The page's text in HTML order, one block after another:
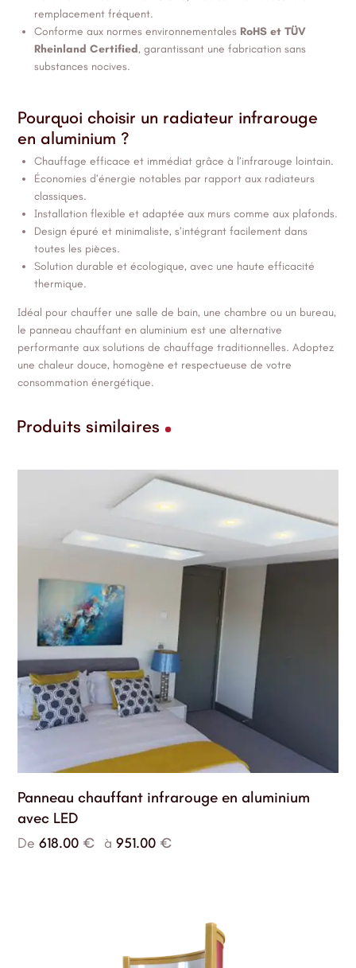
remplacement fréquent.
Conforme aux normes environnementales RoHS et TÜV
Rheinland Certified, garantissant une fabrication sans
substances nocives.
Pourquoi choisir un radiateur infrarouge
en aluminium ?
Chauffage efficace et immédiat grâce à l’infrarouge lointain.
Économies d’énergie notables par rapport aux radiateurs
classiques.
Installation flexible et adaptée aux murs comme aux plafonds.
Design épuré et minimaliste, s’intégrant facilement dans
toutes les pièces.
Solution durable et écologique, avec une haute efficacité
thermique.
Idéal pour chauffer une salle de bain, une chambre ou un bureau,
le panneau chauffant en aluminium est une alternative
performante aux solutions de chauffage traditionnelles. Adoptez
une chaleur douce, homogène et respectueuse de votre
consommation énergétique.
Produits similaires
Panneau chauffant infrarouge en aluminium
avec LED
De 618.00 € à 951.00 €